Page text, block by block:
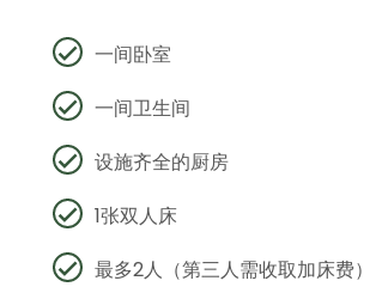
一间卧室
一间卫生间
设施齐全的厨房
1张双人床
最多2人（第三人需收取加床费）